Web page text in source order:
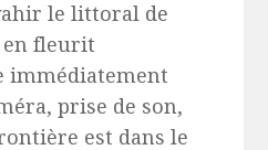
le littoral de
en fleurit
immédiatement
prise de son,
est dans le